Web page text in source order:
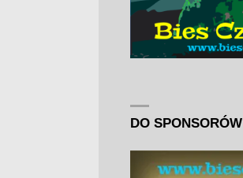
DO SPONSORÓW